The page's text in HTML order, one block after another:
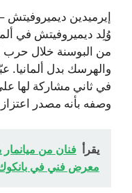
إيرميدين
وُلِد ديميروفيتش في
من البوسنة خلال حرب
والهرسك بدل ألمانيا.
في ثاني مشاركة لها
وصفه بأنه مصدر اعتزاز
يقرأ فنان من
معرض فني في